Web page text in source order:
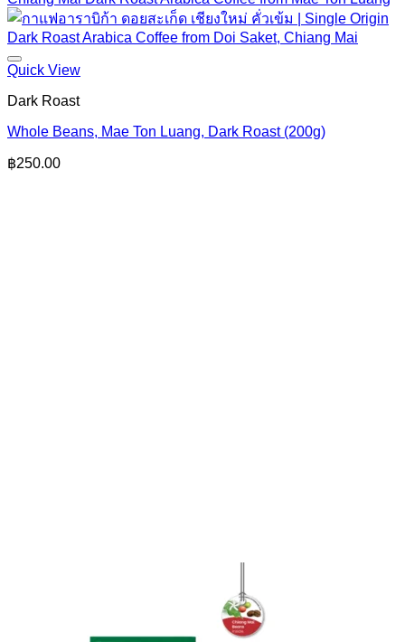
Quick View
Dark Roast
Whole Beans, Mae Ton Luang, Dark Roast (200g)
฿250.00